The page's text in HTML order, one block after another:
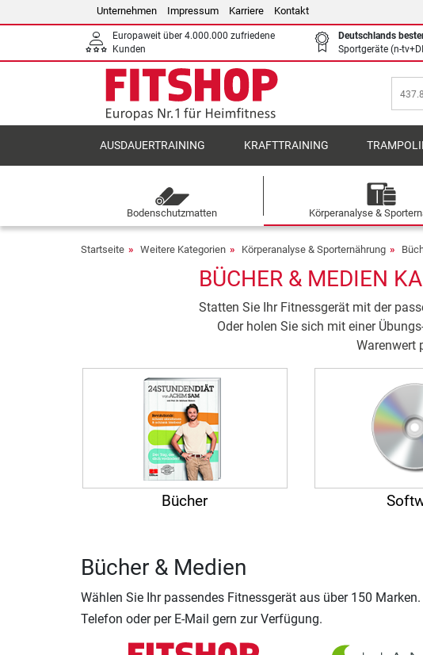
Unternehmen Impressum Karriere Kontakt
Europaweit über 4.000.000 zufriedene
Kunden
Deutschlands
Sportgeräte (n-
AUSDAUERTRAINING KRAFTTRAINING
Bodenschutzmatten Körperanalyse &
Startseite Weitere Kategorien Körperanalyse & Sporternährung
BÜCHER & MEDIEN
Statten Sie Ihr Fitnessgerät mit der
Oder holen Sie sich mit einer
Warenwert
Bücher
Bücher & Medien
Wählen Sie Ihr passendes Fitnessgerät aus über 150
Telefon oder per E-Mail gern zur Verfügung.